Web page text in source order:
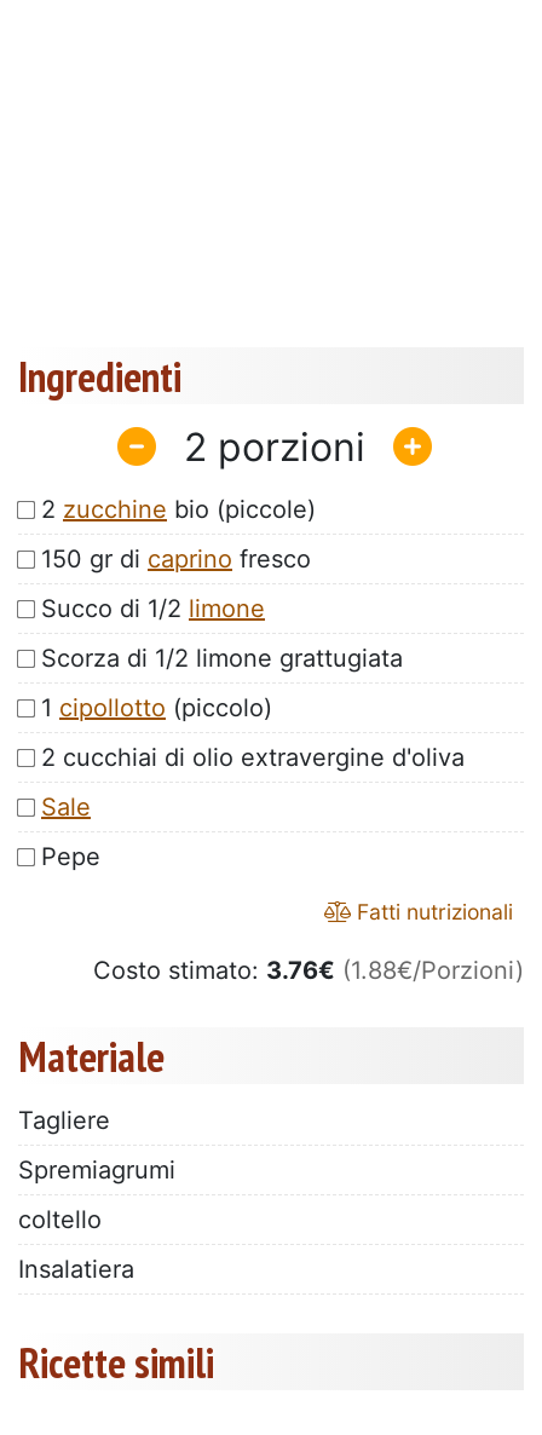
Ingredienti
2
2 zucchine bio (piccole)
150 gr di caprino fresco
Succo di 1/2 limone
Scorza di 1/2 limone grattugiata
1 cipollotto (piccolo)
2 cucchiai di olio extravergine d'oliva
Sale
Pepe
Fatti nutrizionali
Costo stimato: 3.76€ (1.88€/Porzioni)
Materiale
Tagliere
Spremiagrumi
coltello
Insalatiera
Ricette simili